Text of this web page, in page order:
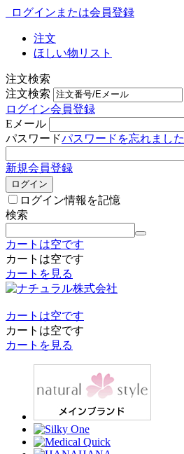
ログインまたは会員登録
注文
ほしい物リスト
注文検索
注文検索
ログイン会員登録
Eメール
パスワードパスワードを忘れました
新規会員登録
ログイン
ログイン情報を記憶
検索
カートは空です
カートは空です
カートを見る
カートは空です
カートは空です
カートを見る